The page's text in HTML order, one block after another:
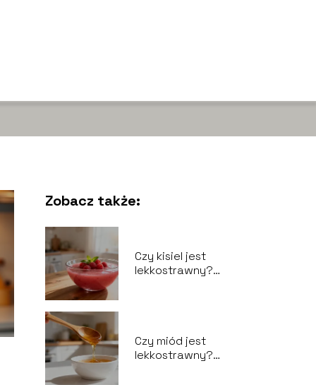
Zobacz także:
Czy kisiel jest
lekkostrawny?
Czy miód jest
lekkostrawny?